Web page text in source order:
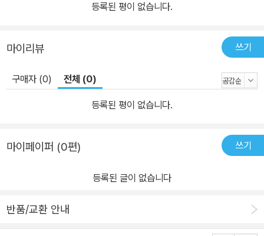
등록된 평이 없습니다.
마이리뷰 쓰기
구매자 (0) 전체 (0)
등록된 평이 없습니다.
마이페이퍼 (0편) 쓰기
등록된 글이 없습니다
반품/교환 안내